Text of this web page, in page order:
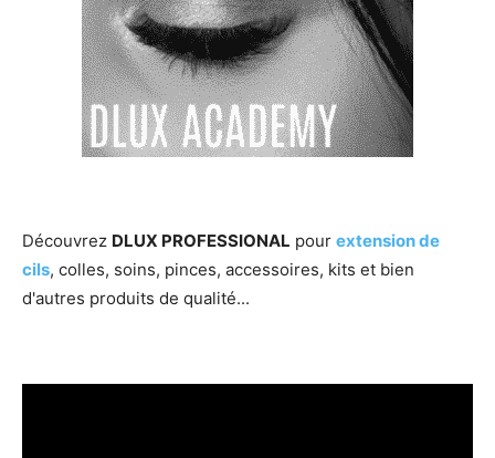
Découvrez DLUX PROFESSIONAL pour extension de
cils, colles, soins, pinces, accessoires, kits et bien
d'autres produits de qualité...